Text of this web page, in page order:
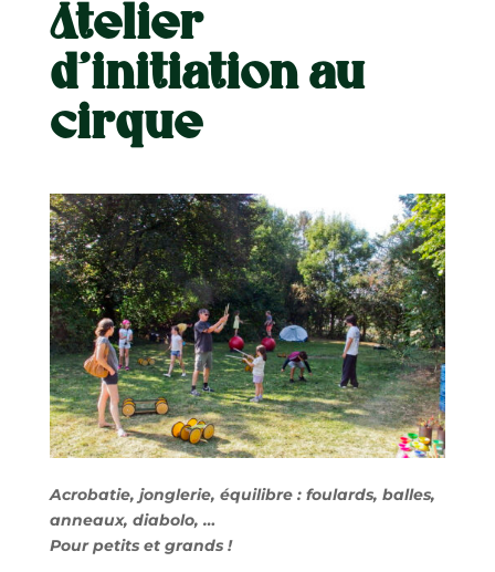
Atelier
d’initiation au
cirque
Acrobatie, jonglerie, équilibre : foulards, balles,
anneaux, diabolo, …
Pour petits et grands !